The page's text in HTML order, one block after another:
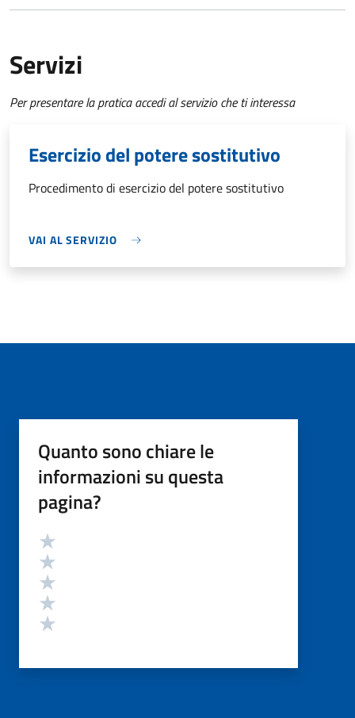
Servizi
Per presentare la pratica accedi al servizio che ti interessa
Esercizio del potere sostitutivo
Procedimento di esercizio del potere sostitutivo
VAI AL SERVIZIO
Quanto sono chiare le
informazioni su questa
pagina?
Valutazione